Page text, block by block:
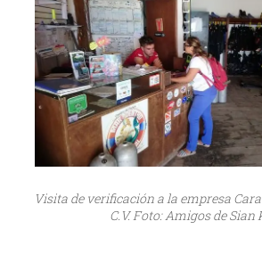
Visita de verificación a la empresa
C.V. Foto: Amigos de Sian